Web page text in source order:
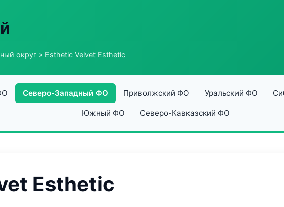
округ » Esthetic Velvet Esthetic
Северо-Западный ФО Приволжский ФО Уральский ФО
Южный ФО Северо-Кавказский ФО
Esthetic